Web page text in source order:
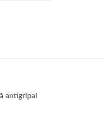
antigripal